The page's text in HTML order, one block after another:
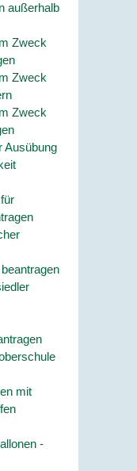
außerhalb
Zweck
Zweck
Zweck
Ausübung
mit
-